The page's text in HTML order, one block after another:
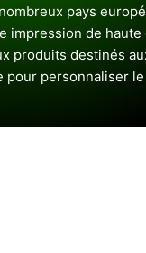
pays
impression de haute
produits destinés
personnaliser